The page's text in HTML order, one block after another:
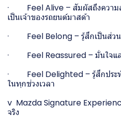
· Feel Alive – สัมผัสถึงความสุ
เป็นเจ้าของรถยนต์มาสด้า
· Feel Belong – รู้สึกเป็นส่วน
· Feel Reassured – มั่นใจแล
· Feel Delighted – รู้สึกประทั
ในทุกช่วงเวลา
v Mazda Signature
จริง